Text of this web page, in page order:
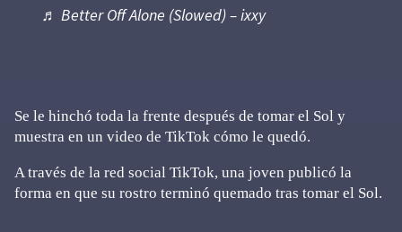
♬ Better Off Alone (Slowed) – ixxy
Se le hinchó toda la frente después de tomar el Sol y
muestra en un video de TikTok cómo le quedó.
A través de la red social TikTok, una joven publicó la
forma en que su rostro terminó quemado tras tomar el Sol.